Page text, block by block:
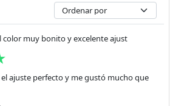
color muy bonito y excelente ajust
ajuste perfecto y me gustó mucho que